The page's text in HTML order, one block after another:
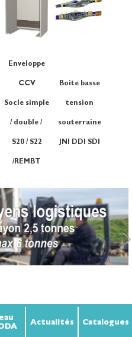
Enveloppe
CCV
Socle simple
/ double /
S20 / S22
/REMBT
Boite basse
tension
souterraine
JNI DDI SDI
Actualités Catalogues